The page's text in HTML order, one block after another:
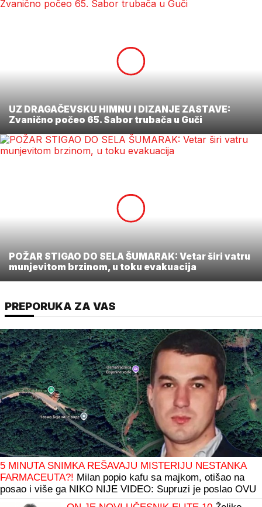
UZ DRAGAČEVSKU HIMNU I DIZANJE ZASTAVE:
Zvanično počeo 65. Sabor trubača u Guči
POŽAR STIGAO DO SELA ŠUMARAK: Vetar širi vatru
munjevitom brzinom, u toku evakuacija
PREPORUKA ZA VAS
5 MINUTA SNIMKA REŠAVAJU MISTERIJU NESTANKA
FARMACEUTA?! Milan popio kafu sa majkom, otišao na
posao i više ga NIKO NIJE VIDEO: Supruzi je poslao OVU
poruku (FOTO)